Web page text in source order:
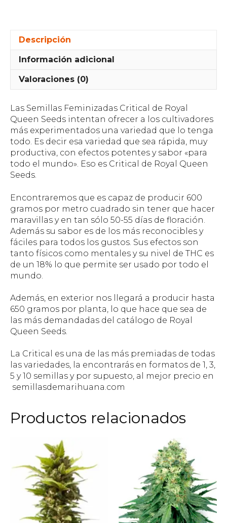
Descripción
Información adicional
Valoraciones (0)
Las Semillas Feminizadas Critical de Royal
Queen Seeds intentan ofrecer a los cultivadores
más experimentados una variedad que lo tenga
todo. Es decir esa variedad que sea rápida, muy
productiva, con efectos potentes y sabor «para
todo el mundo». Eso es Critical de Royal Queen
Seeds.
Encontraremos que es capaz de producir 600
gramos por metro cuadrado sin tener que hacer
maravillas y en tan sólo 50-55 días de floración.
Además su sabor es de los más reconocibles y
fáciles para todos los gustos. Sus efectos son
tanto físicos como mentales y su nivel de THC es
de un 18% lo que permite ser usado por todo el
mundo.
Además, en exterior nos llegará a producir hasta
650 gramos por planta, lo que hace que sea de
las más demandadas del catálogo de Royal
Queen Seeds.
La Critical es una de las más premiadas de todas
las variedades, la encontrarás en formatos de 1, 3,
5 y 10 semillas y por supuesto, al mejor precio en
semillasdemarihuana.com
Productos relacionados